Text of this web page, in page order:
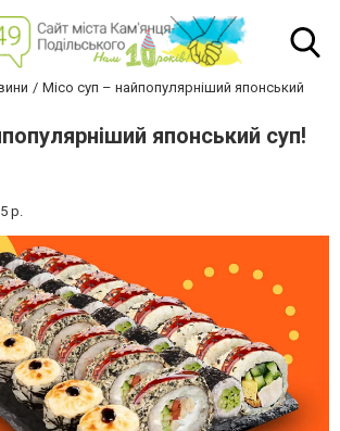
Місо суп – найпопулярніший японський
японський суп!
р.